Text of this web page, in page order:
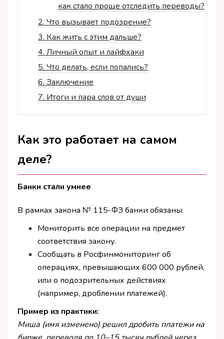
как стало проще отследить переводы?
2.Что вызывает подозрение?
3.Как жить с этим дальше?
4.Личный опыт и лайфхаки
5.Что делать, если попались?
6.Заключение
7.Итоги и пара слов от души
Как это работает на самом
деле?
Банки стали умнее
В рамках закона № 115-ФЗ банки обязаны:
Мониторить все операции на предмет
соответствия закону.
Сообщать в Росфинмониторинг об
операциях, превышающих 600 000 рублей,
или о подозрительных действиях
(например, дроблении платежей).
Пример из практики:
Миша (имя изменено) решил дробить платежи на